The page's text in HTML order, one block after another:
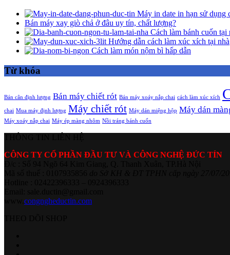
Máy in date in hạn sử dụng
Bán máy xay giò chả ở đâu uy tín, chất lượng?
Cách làm bánh cuốn
Hướng dẫn cách làm xúc xích tại nhà
Cách làm món nộm bì hấp dẫn
Từ khóa
Bán cân định lượng Bán máy chiết rót Bán máy xoáy nắp chai cách làm xúc xích
chai Mua máy định lượng Máy chiết rót Máy dán miệng hộp Máy dán
Máy xoáy nắp chai Máy ép màng nhôm Nồi tráng bánh cuốn
CÔNG TY CỔ PHẦN ĐẦU TƯ VÀ CÔNG NGHỆ ĐỨC TÍN
congngheductin.com